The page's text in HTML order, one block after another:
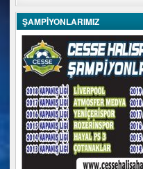
ŞAMPİYONLARIMIZ